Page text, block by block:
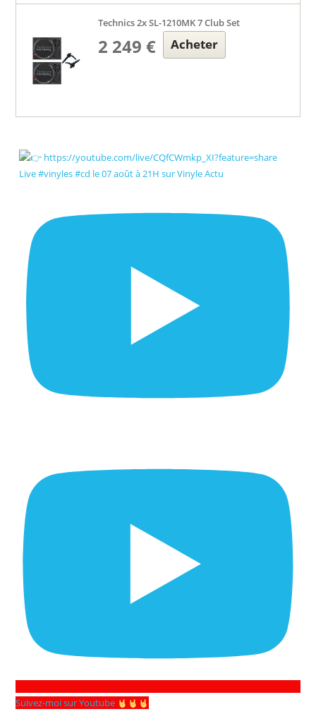
Technics 2x SL-1210MK 7 Club Set
2 249 € Acheter
Live #vinyles #cd le 07 août à 21H sur Vinyle Actu
Suivez-moi sur Youtube